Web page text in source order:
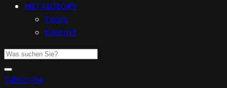
METALGLORY
Team
Kontakt
Subscribe